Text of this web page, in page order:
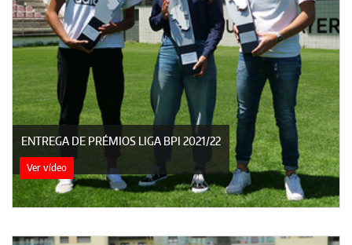
ENTREGA DE PRÉMIOS LIGA BPI 2021/22
Ver vídeo